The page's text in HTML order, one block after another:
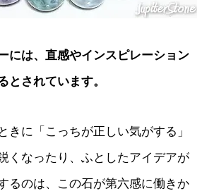
には、直感やインスピレーション
とされています。
きに「こっちが正しい気がする」
くなったり、ふとしたアイデアが
るのは、この石が第六感に働きか